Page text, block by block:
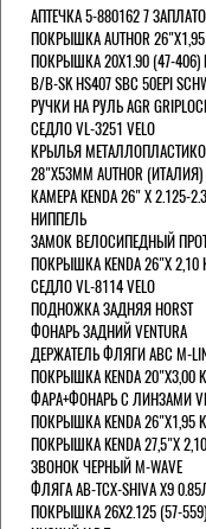
АПТЕЧКА 5-880162 7
ПОКРЫШКА AUTHOR 26"Х1,95
ПОКРЫШКА 20X1.90 (47-406)
B/B-SK HS407 SBC 50EPI
РУЧКИ НА РУЛЬ AGR
СЕДЛО VL-3251 VELO
КРЫЛЬЯ
28"Х53ММ AUTHOR (ИТАЛИЯ)
КАМЕРА KENDA 26" Х 2.125-
НИППЕЛЬ
ЗАМОК ВЕЛОСИПЕДНЫЙ
ПОКРЫШКА KENDA 26"Х 2,10
СЕДЛО VL-8114 VELO
ПОДНОЖКА ЗАДНЯЯ HORST
ФОНАРЬ ЗАДНИЙ VENTURA
ДЕРЖАТЕЛЬ ФЛЯГИ АВС M-
ПОКРЫШКА KENDA 20"Х3,00
ФАРА+ФОНАРЬ С ЛИНЗАМИ
ПОКРЫШКА KENDA 26"Х1,95
ПОКРЫШКА KENDA 27,5"Х
ЗВОНОК ЧЕРНЫЙ M-WAVE
ФЛЯГА AB-TCX-SHIVA X9
ПОКРЫШКА 26X2.125 (57-559)